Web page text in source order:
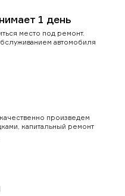
1 день
место под ремонт.
автомобиля
произведем
капитальный ремонт